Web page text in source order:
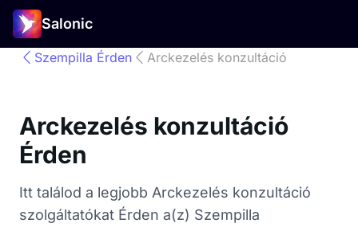
Salonic
Szempilla Érden Arckezelés konzultáció
Arckezelés konzultáció
Érden
Itt találod a legjobb Arckezelés konzultáció
szolgáltatókat Érden a(z) Szempilla